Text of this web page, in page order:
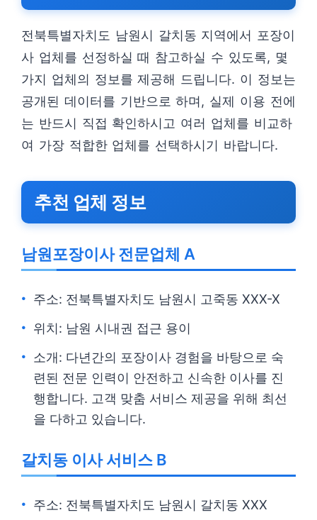
전북특별자치도 남원시 갈치동 지역에서 포장이
사 업체를 선정하실 때 참고하실 수 있도록, 몇
가지 업체의 정보를 제공해 드립니다. 이 정보는
공개된 데이터를 기반으로 하며, 실제 이용 전에
는 반드시 직접 확인하시고 여러 업체를 비교하
여 가장 적합한 업체를 선택하시기 바랍니다.
추천 업체 정보
남원포장이사 전문업체 A
주소: 전북특별자치도 남원시 고죽동 XXX-X
위치: 남원 시내권 접근 용이
소개: 다년간의 포장이사 경험을 바탕으로 숙
련된 전문 인력이 안전하고 신속한 이사를 진
행합니다. 고객 맞춤 서비스 제공을 위해 최선
을 다하고 있습니다.
갈치동 이사 서비스 B
주소: 전북특별자치도 남원시 갈치동 XXX